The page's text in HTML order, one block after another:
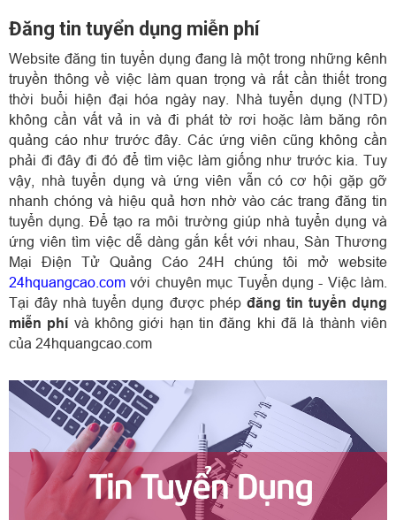
Đăng tin tuyển dụng miễn phí
Website đăng tin tuyển dụng đang là một trong những kênh
truyền thông về việc làm quan trọng và rất cần thiết trong
thời buổi hiện đại hóa ngày nay. Nhà tuyển dụng (NTD)
không cần vất vả in và đi phát tờ rơi hoặc làm băng rôn
quảng cáo như trước đây. Các ứng viên cũng không cần
phải đi đây đi đó để tìm việc làm giống như trước kia. Tuy
vậy, nhà tuyển dụng và ứng viên vẫn có cơ hội gặp gỡ
nhanh chóng và hiệu quả hơn nhờ vào các trang đăng tin
tuyển dụng. Để tạo ra môi trường giúp nhà tuyển dụng và
ứng viên tìm việc dễ dàng gắn kết với nhau, Sàn Thương
Mại Điện Tử Quảng Cáo 24H
chúng tôi mở website
24hquangcao.comvới chuyên mục Tuyển dụng - Việc làm.
Tại đây nhà tuyển dụng được phép đăng tin tuyển dụng
miễn phívà không giới hạn tin đăng khi đã là thành viên
của 24hquangcao.com